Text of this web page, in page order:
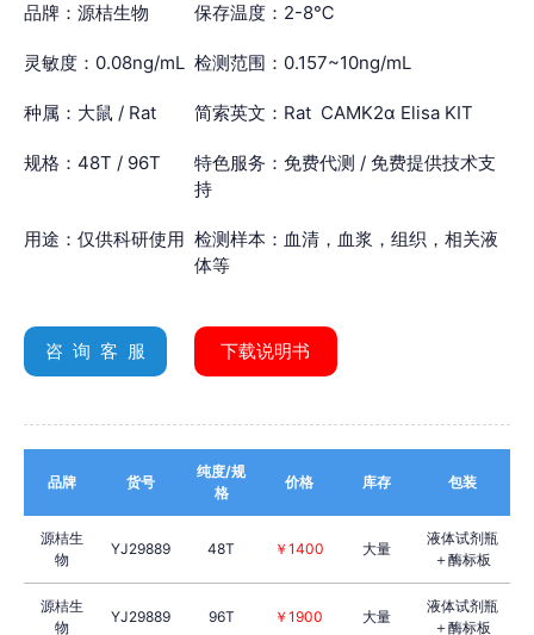
品牌：源桔生物 保存温度：2-8℃
灵敏度：0.08ng/mL 检测范围：0.157~10ng/mL
种属：大鼠 / Rat 简索英文：Rat CAMK2α Elisa KIT
规格：48T / 96T
特色服务：免费代测 / 免费提供技术支
持
用途：仅供科研使用 检测样本：血清，血浆，组织，相关液
体等
咨 询 客 服 下载说明书
品牌 货号
纯度/规
格
价格 库存 包装
源桔生
物
YJ29889 48T ￥1400 大量
液体试剂瓶
＋酶标板
源桔生
物
YJ29889 96T ￥1900 大量
液体试剂瓶
＋酶标板